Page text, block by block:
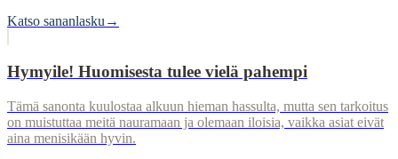
Katso sananlasku →
Hymyile! Huomisesta tulee vielä pahempi
Tämä sanonta kuulostaa alkuun hieman hassulta, mutta sen tarkoitus
on muistuttaa meitä nauramaan ja olemaan iloisia, vaikka asiat eivät
aina menisikään hyvin.